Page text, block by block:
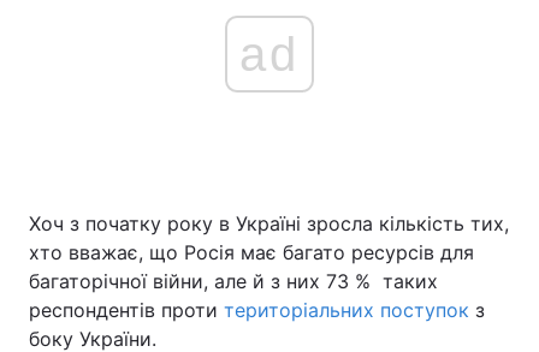
ad
Хоч з початку року в Україні зросла кількість тих,
хто вважає, що Росія має багато ресурсів для
багаторічної війни, але й з них 73 % таких
респондентів проти територіальних поступок з
боку України.